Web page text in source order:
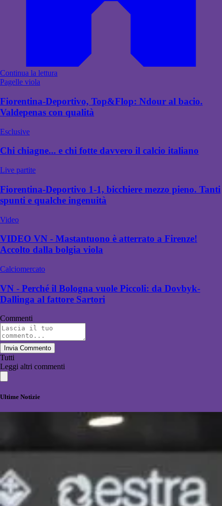
Continua la lettura
Pagelle viola
Fiorentina-Deportivo, Top&Flop: Ndour al bacio.
Valdepenas con qualità
Esclusive
Chi chiagne... e chi fotte davvero il calcio italiano
Live partite
Fiorentina-Deportivo 1-1, bicchiere mezzo pieno. Tanti
spunti e qualche ingenuità
Video
VIDEO VN - Mastantuono è atterrato a Firenze!
Accolto dalla bolgia viola
Calciomercato
VN - Perché il Bologna vuole Piccoli: da Dovbyk-
Dallinga al fattore Sartori
Commenti
Invia Commento
Tutti
Leggi altri commenti
Ultime Notizie